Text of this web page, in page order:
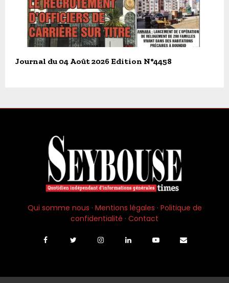
Journal du 04 Août 2026 Edition N°4458
Qui somme nous · Mentions légales · Politique de
confidentialité · Contact